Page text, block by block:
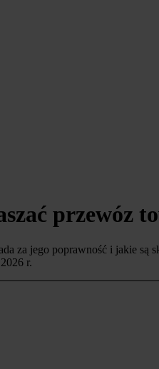
przewóz
za jego poprawność i jakie są
r.